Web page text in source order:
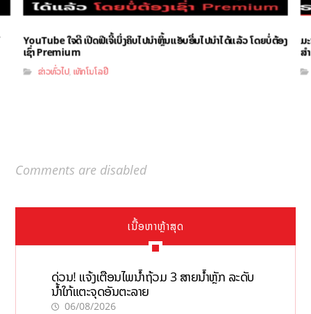
YouTube ໃຈດີ ເປີດຟີເຈີ້ເບິ່ງຄິບໄປນຳຫຼິ້ນແອັບອື່ນໄປນຳໄດ້ແລ້ວ ໂດຍບໍ່ຕ້ອງ
ເຊົ່າ Premium
ຂ່າວທົ່ວໄປ ເທັກໂນໂລຢີ
ມ
ສ
Comments are disabled
ເນື້ອຫາຫຼ້າສຸດ
ດ່ວນ! ແຈ້ງເຕືອນໄພນໍ້າຖ້ວມ 3 ສາຍນໍ້າຫຼັກ ລະດັບ
ນໍ້າໃກ້ແຕະຈຸດອັນຕະລາຍ
06/08/2026